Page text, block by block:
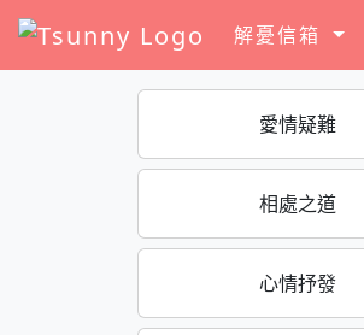
解憂信箱
愛情疑難
相處之道
心情抒發